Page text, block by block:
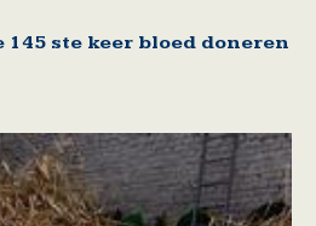
145 ste keer bloed doneren